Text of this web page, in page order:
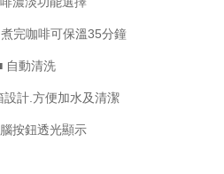
完咖啡可保溫35分鐘
自動清洗
設計.方便加水及清潔
按鈕透光顯示